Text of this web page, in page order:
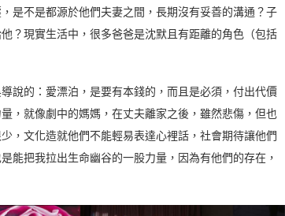
是不是都源於他們夫妻之間，長期沒有妥善的溝通？子
？現實生活中，很多爸爸是沈默且有距離的角色（包括
說的：愛漂泊，是要有本錢的，而且是必須，付出代價
，就像劇中的媽媽，在丈夫離家之後，雖然悲傷，但也
，文化造就他們不能輕易表達心裡話，社會期待讓他們
能把我拉出生命幽谷的一股力量，因為有他們的存在，